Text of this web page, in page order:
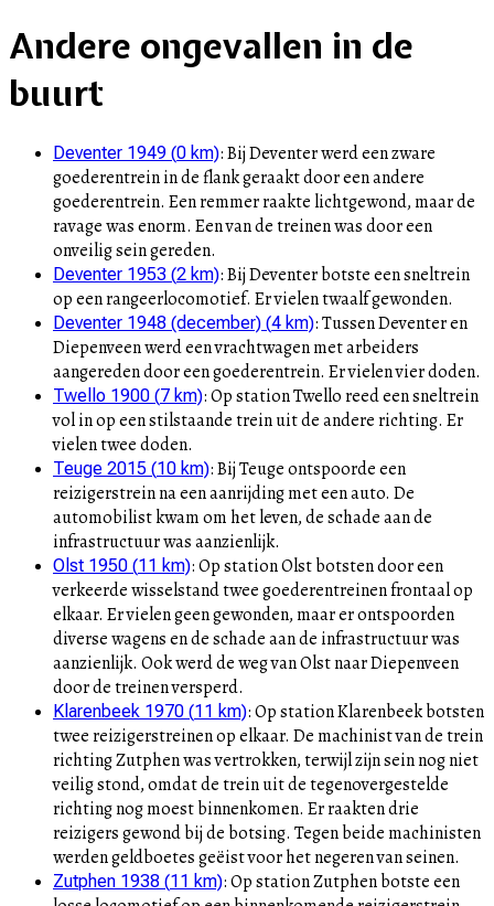
Andere ongevallen in de
buurt
Deventer 1949 (0 km):Bij Deventer werd een zware
goederentrein in de flank geraakt door een andere
goederentrein. Een remmer raakte lichtgewond, maar de
ravage was enorm. Een van de treinen was door een
onveilig sein gereden.
Deventer 1953 (2 km):Bij Deventer botste een sneltrein
op een rangeerlocomotief. Er vielen twaalf gewonden.
Deventer 1948 (december) (4 km):Tussen Deventer en
Diepenveen werd een vrachtwagen met arbeiders
aangereden door een goederentrein. Er vielen vier doden.
Twello 1900 (7 km):Op station Twello reed een sneltrein
vol in op een stilstaande trein uit de andere richting. Er
vielen twee doden.
Teuge 2015 (10 km):Bij Teuge ontspoorde een
reizigerstrein na een aanrijding met een auto. De
automobilist kwam om het leven, de schade aan de
infrastructuur was aanzienlijk.
Olst 1950 (11 km):Op station Olst botsten door een
verkeerde wisselstand twee goederentreinen frontaal op
elkaar. Er vielen geen gewonden, maar er ontspoorden
diverse wagens en de schade aan de infrastructuur was
aanzienlijk. Ook werd de weg van Olst naar Diepenveen
door de treinen versperd.
Klarenbeek 1970 (11 km):Op station Klarenbeek botsten
twee reizigerstreinen op elkaar. De machinist van de trein
richting Zutphen was vertrokken, terwijl zijn sein nog niet
veilig stond, omdat de trein uit de tegenovergestelde
richting nog moest binnenkomen. Er raakten drie
reizigers gewond bij de botsing. Tegen beide machinisten
werden geldboetes geëist voor het negeren van seinen.
Zutphen 1938 (11 km):Op station Zutphen botste een